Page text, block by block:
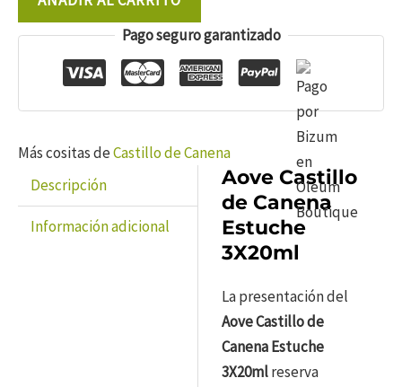
Estuche
3X20ml
cantidad
Pago seguro garantizado
Más cositas deCastillo de Canena
Descripción
Información adicional
Aove Castillo
de Canena
Estuche
3X20ml
La presentación del
Aove Castillo de
Canena Estuche
3X20mlreserva